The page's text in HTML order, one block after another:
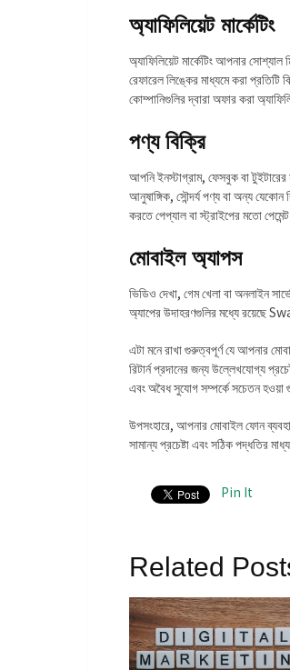
অ্যাফিলিয়েট মার্কেটিং
অ্যাফিলিয়েট মার্কেটিং আপনার
রেফারেল লিঙ্কের মাধ্যমে করা
কোম্পানিগুলির দ্বারা অফার করা
পণ্য বিক্রি
আপনি ইনস্টাগ্রাম, ফেসবুক বা
আনুষাঙ্গিক, সৌন্দর্য পণ্য বা অন্য
করতে পেপ্যাল বা স্ট্রাইপের মতো
মোবাইল অ্যাপস
ভিডিও দেখা, গেম খেলা বা অনলাইন
অ্যাপের উদাহরণগুলির মধ্যে
এটা মনে রাখা গুরুত্বপূর্ণ যে আপনার
রিটার্ন প্রদানের জন্য উল্লেখযোগ্য
এবং অবৈধ সুযোগ সম্পর্কে সচেতন হওয়া
উপসংহারে, আপনার মোবাইল ফোন
সামান্য প্রচেষ্টা এবং সঠিক পদ্ধতির
Pin It
Related